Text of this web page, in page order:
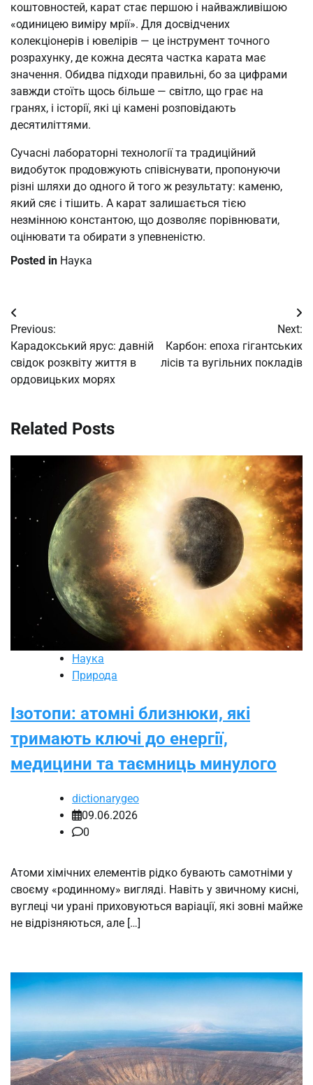
коштовностей, карат стає першою і найважливішою
«одиницею виміру мрії». Для досвідчених
колекціонерів і ювелірів — це інструмент точного
розрахунку, де кожна десята частка карата має
значення. Обидва підходи правильні, бо за цифрами
завжди стоїть щось більше — світло, що грає на
гранях, і історії, які ці камені розповідають
десятиліттями.
Сучасні лабораторні технології та традиційний
видобуток продовжують співіснувати, пропонуючи
різні шляхи до одного й того ж результату: каменю,
який сяє і тішить. А карат залишається тією
незмінною константою, що дозволяє порівнювати,
оцінювати та обирати з упевненістю.
Posted in Наука
Post
navigation
Previous:
Карадокський ярус: давній
свідок розквіту життя в
ордовицьких морях
Next:
Карбон: епоха гігантських
лісів та вугільних покладів
Related Posts
Наука
Природа
Ізотопи: атомні близнюки, які
тримають ключі до енергії,
медицини та таємниць минулого
dictionarygeo
09.06.2026
0
Атоми хімічних елементів рідко бувають самотніми у
своєму «родинному» вигляді. Навіть у звичному кисні,
вуглеці чи урані приховуються варіації, які зовні майже
не відрізняються, але […]